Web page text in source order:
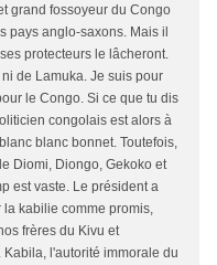
grand fossoyeur du Congo
pays anglo-saxons. Mais il
protecteurs le lâcheront.
de Lamuka. Je suis pour
le Congo. Si ce que tu dis
congolais est alors à
blanc bonnet. Toutefois,
Diomi, Diongo, Gekoko et
est vaste. Le président a
kabilie comme promis,
frères du Kivu et
l'autorité immorale du